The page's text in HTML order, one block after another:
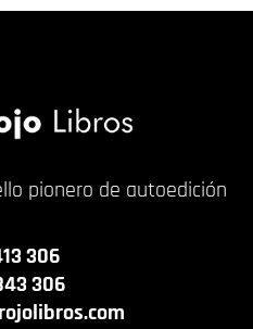
pionero de autoedición
306
306